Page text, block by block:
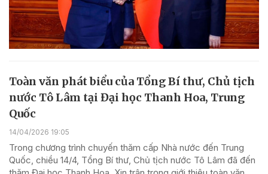
Toàn văn phát biểu của Tổng Bí thư, Chủ tịch
nước Tô Lâm tại Đại học Thanh Hoa, Trung
Quốc
14/04/2026 19:05
Trong chương trình chuyến thăm cấp Nhà nước đến Trung
Quốc, chiều 14/4, Tổng Bí thư, Chủ tịch nước Tô Lâm đã đến